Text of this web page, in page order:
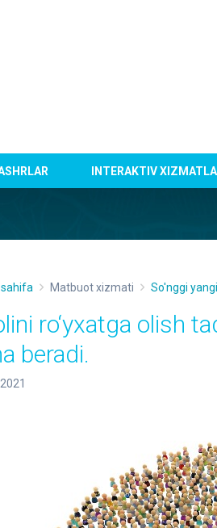
INTERAKTIV
Matbuot xizmati So'nggi
ro‘yxatga olish
beradi.